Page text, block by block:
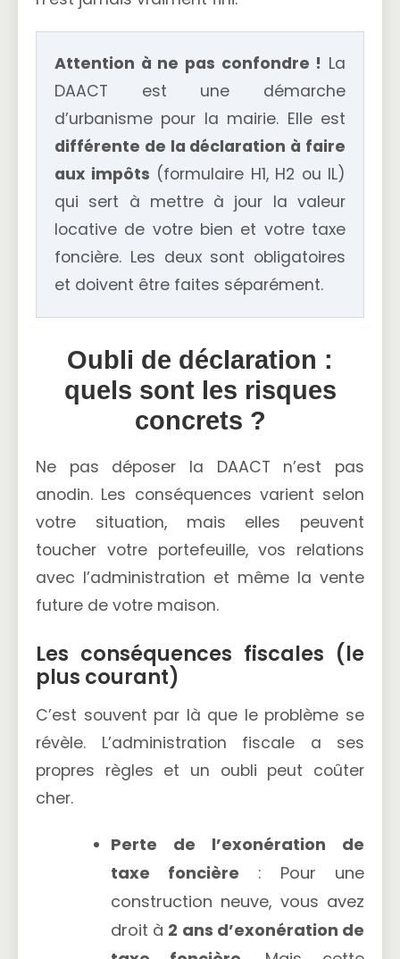
Attention à ne pas confondre ! La
DAACT est une démarche
d’urbanisme pour la mairie. Elle est
différente de la déclaration à faire
aux impôts (formulaire H1, H2 ou IL)
qui sert à mettre à jour la valeur
locative de votre bien et votre taxe
foncière. Les deux sont obligatoires
et doivent être faites séparément.
Oubli de déclaration :
quels sont les risques
concrets ?
Ne pas déposer la DAACT n’est pas
anodin. Les conséquences varient selon
votre situation, mais elles peuvent
toucher votre portefeuille, vos relations
avec l’administration et même la vente
future de votre maison.
Les conséquences fiscales (le
plus courant)
C’est souvent par là que le problème se
révèle. L’administration fiscale a ses
propres règles et un oubli peut coûter
cher.
Perte de l’exonération de
taxe foncière : Pour une
construction neuve, vous avez
droit à 2 ans d’exonération de